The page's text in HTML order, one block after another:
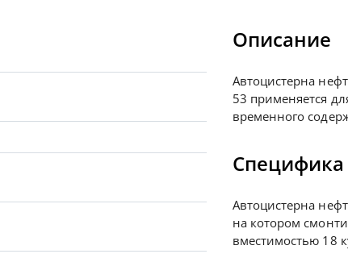
Описание
Автоцистерна
53 применяется
временного
Автоцистерна
на котором
вместимостью 18